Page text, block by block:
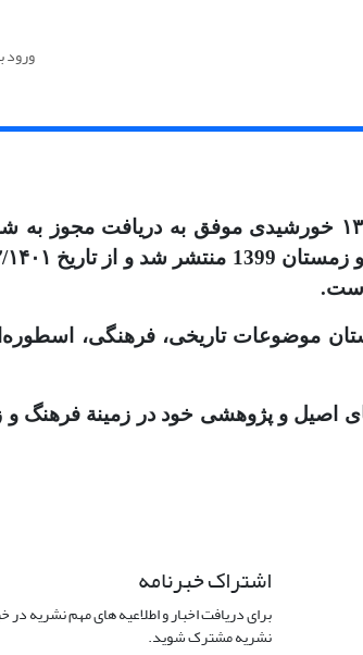
ورود
است.
موضوعات تاریخی، فرهنگی،
اصیل و پژوهشی خود در زمینة فرهنگ و
اشتراک خبرنامه
برای دریافت اخبار و اطلاعیه های مهم نشریه در
نشریه مشترک شوید.